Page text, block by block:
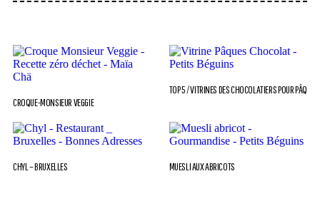
CROQUE-MONSIEUR VEGGIE
TOP 5 / VITRINES DES CHOCOLATIERS POUR
CHYL – BRUXELLES MUESLI AUX ABRICOTS